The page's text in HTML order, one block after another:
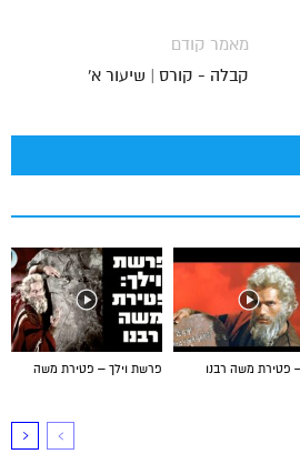
מאמר קודם
קבלה - קורס | שיעור א'
פרשת וילך – פטירת משה – פטירת משה רבנו